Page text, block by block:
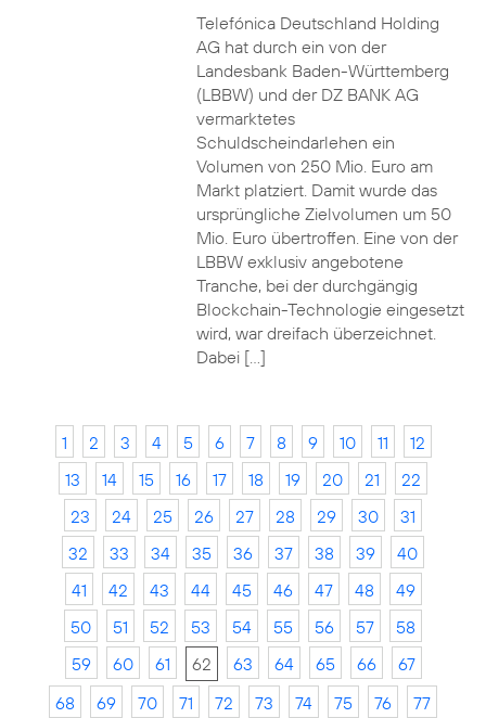
Telefónica Deutschland Holding
AG hat durch ein von der
Landesbank Baden-Württemberg
(LBBW) und der DZ BANK AG
vermarktetes
Schuldscheindarlehen ein
Volumen von 250 Mio. Euro am
Markt platziert. Damit wurde das
ursprüngliche Zielvolumen um 50
Mio. Euro übertroffen. Eine von der
LBBW exklusiv angebotene
Tranche, bei der durchgängig
Blockchain-Technologie eingesetzt
wird, war dreifach überzeichnet.
Dabei […]
1 2 3 4 5 6 7 8 9 10 11
12
13
14 15 16 17 18 19 20 21
22
23
24 25 26 27 28 29 30
31
32
33 34 35 36 37 38 39
40
41
42 43 44 45 46 47 48
49
50
51 52 53 54 55 56 57
58
59
60 61 62 63 64 65 66
67
68
69 70 71 72 73 74 75 76
77